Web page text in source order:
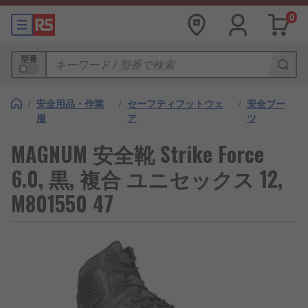
0
型番
/ 安全用品・作業
服
/ セーフティフットウェ
ア
/ 安全ブー
ツ
MAGNUM 安全靴 Strike Force
6.0, 黒, 複合 ユニセックス 12,
M801550 47